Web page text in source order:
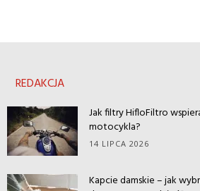
REDAKCJA
Jak filtry HifloFiltro
motocykla?
14 LIPCA 2026
Kapcie damskie – jak